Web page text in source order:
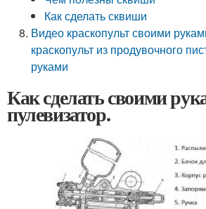
Как сделать сквиши
Видео краскопульт своими
краскопульт из продувочного
руками
Как сделать своими
пулевизатор.